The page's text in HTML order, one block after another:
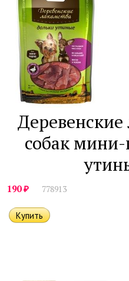
собак
190₽ 778913